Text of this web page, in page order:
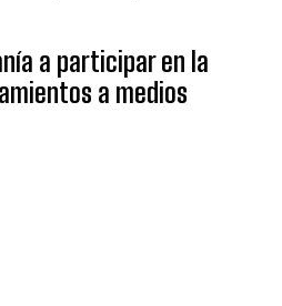
a participar en la
a medios